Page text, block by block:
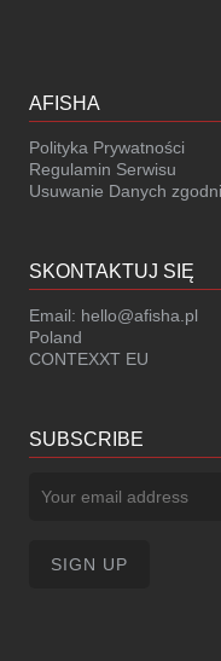
AFISHA
Polityka Prywatności
Regulamin Serwisu
Usuwanie Danych
SKONTAKTUJ SIĘ
Email: hello@afisha.pl
Poland
CONTEXXT EU
SUBSCRIBE